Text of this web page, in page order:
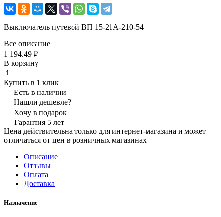
Выключатель путевой ВП 15-21А-210-54
Все описание
1 194.49 ₽
В корзину
Купить в 1 клик
Есть в наличии
Нашли дешевле?
Хочу в подарок
Гарантия 5 лет
Цена действительна только для интернет-магазина и может
отличаться от цен в розничных магазинах
Описание
Отзывы
Оплата
Доставка
Назначение